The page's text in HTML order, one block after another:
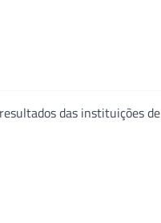
das instituições de